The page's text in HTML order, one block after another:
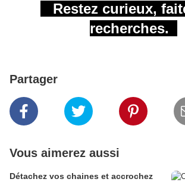
Restez curieux,
recherches.
Partager
Vous aimerez aussi
Détachez vos chaines et accrochez